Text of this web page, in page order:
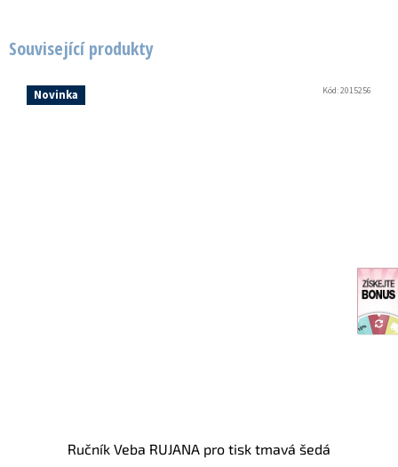
Související produkty
Novinka
Ručník Veba RUJANA pro tisk tmavá šedá
Kód:2015256